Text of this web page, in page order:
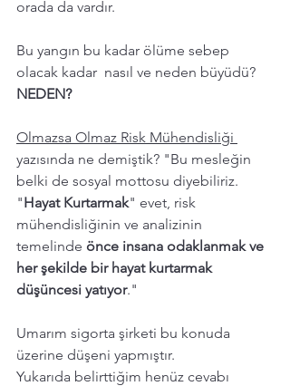
orada da vardır.
Bu yangın bu kadar ölüme sebep
olacak kadar  nasıl ve neden büyüdü?
NEDEN?
Olmazsa Olmaz Risk Mühendisliği
yazısında ne demiştik? "Bu mesleğin
belki de sosyal mottosu diyebiliriz.
"Hayat Kurtarmak" evet, risk
mühendisliğinin ve analizinin
temelinde önce insana odaklanmak ve
her şekilde bir hayat kurtarmak
düşüncesi yatıyor."
Umarım sigorta şirketi bu konuda
üzerine düşeni yapmıştır.
Yukarıda belirttiğim henüz cevabı